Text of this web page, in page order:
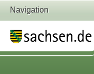
Navigation